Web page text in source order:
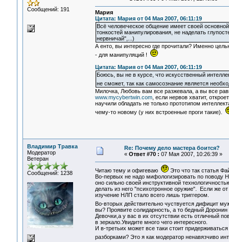
Сообщений: 191
Мария
Цитата: Мария от 04 Мая 2007, 06:11:19
Всё человеческое общение имеет своей
тонкостей манипулирования, не наделать
нервничай",...)
А енто, вы интересно где прочитали? Именно
- для манипуляций !
Цитата: Мария от 04 Мая 2007, 06:11:19
Боюсь, вы не в курсе, что искусственный
не сможет, так как самосознание является
Милочка, Любовь вам все разжевала, а вы все
www.mycybertwin.com, если нервов хватит,
научили обладать не только прототипом
чему-то новому (у них встроенные проги такие).
Владимир Травка
Модератор
Ветеран
Сообщений: 1238
Re: Почему дело мастера боится?
« Ответ #70 : 07 Мая 2007, 10:26:39 »
Читаю тему и офигеваю
Это что так статья
Во-первых не надо мифологизировать по поводу
оно сильно своей инструктивной
делать из него "психотронное оружие". Если же
изучение НЛП стало всего лишь триггером.
Во-вторых действительно чуствуется дифицит
вы? Проявите солидарность, а то бедный Доронин
Девочки,а у вас в их отсутствии есть отличный
в зеркало.Увидите много чего интересного.
И в-третьих может все таки стоит
разборками? Это я как модератор ненавязчиво